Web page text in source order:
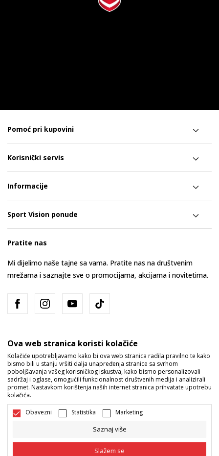
Pomoć pri kupovini
Korisnički servis
Informacije
Sport Vision ponude
Pratite nas
Mi dijelimo naše tajne sa vama. Pratite nas na društvenim
mrežama i saznajte sve o promocijama, akcijama i novitetima.
Bosna i Hercegovina Promijenite
Nastojimo da budemo što precizniji u opisu proizvoda, prikazu slika i
Ova web stranica koristi kolačiće
Kolačiće upotrebljavamo kako bi ova web stranica radila pravilno te kako
bismo bili u stanju vršiti dalja unapređenja stranice sa svrhom
poboljšavanja vašeg korisničkog iskustva, kako bismo personalizovali
sadržaj i oglase, omogućili funkcionalnost društvenih medija i analizirali
promet. Nastavkom korištenja naših internet stranica prihvatate upotrebu
kolačića.
Obavezni Statistika Marketing
Saznaj više
Slažem se